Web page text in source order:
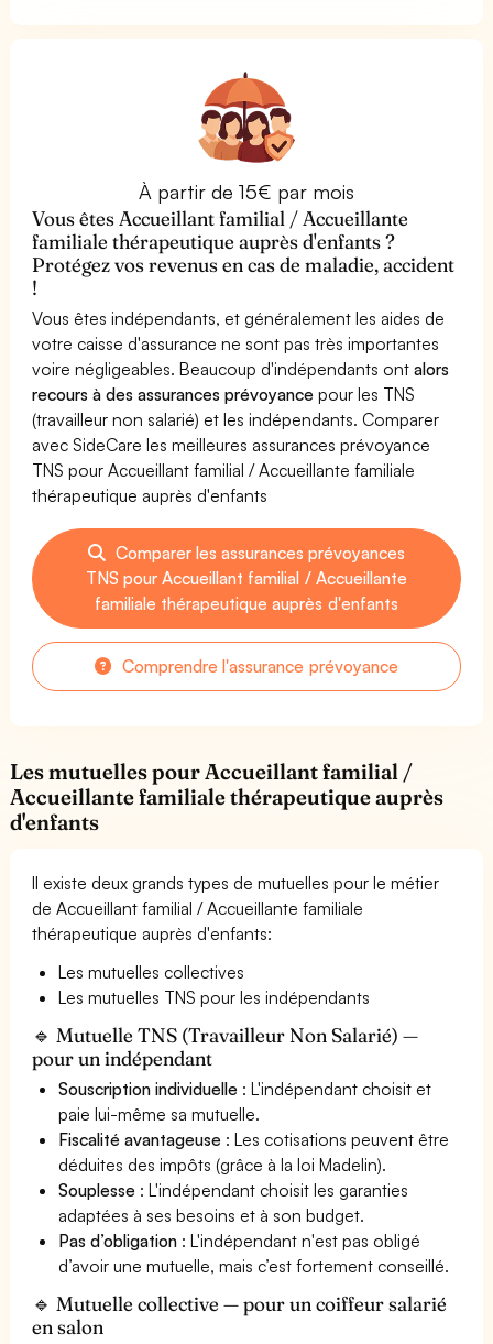
À partir de 15€ par mois
Vous êtes Accueillant familial / Accueillante
familiale thérapeutique auprès d'enfants ?
Protégez vos revenus en cas de maladie, accident
!
Vous êtes indépendants, et généralement les aides de
votre caisse d'assurance ne sont pas très importantes
voire négligeables. Beaucoup d'indépendants ontalors
recours à des assurances prévoyance pour les TNS
(travailleur non salarié) et les indépendants. Comparer
avec SideCare les meilleures assurances prévoyance
TNS pour Accueillant familial / Accueillante familiale
thérapeutique auprès d'enfants
Comparer les assurances prévoyances
TNS pour Accueillant familial / Accueillante
familiale thérapeutique auprès d'enfants
Comprendre l'assurance prévoyance
Les mutuelles pour Accueillant familial /
Accueillante familiale thérapeutique auprès
d'enfants
Il existe deux grands types de mutuelles pour le métier
de Accueillant familial / Accueillante familiale
thérapeutique auprès d'enfants:
Les mutuelles collectives
Les mutuelles TNS pour les indépendants
🔹 Mutuelle TNS (Travailleur Non Salarié) —
pour un indépendant
Souscription individuelle : L'indépendant choisit et
paie lui-même sa mutuelle.
Fiscalité avantageuse : Les cotisations peuvent être
déduites des impôts (grâce à la loi Madelin).
Souplesse : L'indépendant choisit les garanties
adaptées à ses besoins et à son budget.
Pas d’obligation : L'indépendant n'est pas obligé
d’avoir une mutuelle, mais c’est fortement conseillé.
🔹 Mutuelle collective — pour un coiffeur salarié
en salon